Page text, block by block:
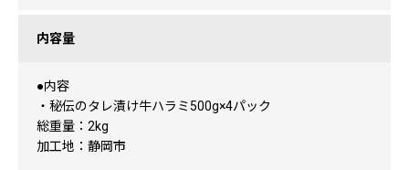
内容量
●内容
・秘伝のタレ漬け牛ハラミ500g×4パック
総重量：2kg
加工地：静岡市